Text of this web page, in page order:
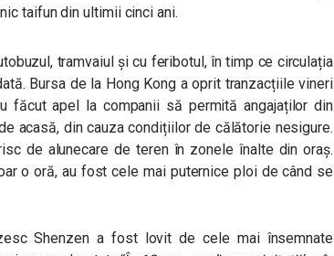
taifun din ultimii cinci ani.
tramvaiul și cu feribotul, în timp ce circulația
Bursa de la Hong Kong a oprit tranzacțiile vineri
făcut apel la companii să permită angajaților din
acasă, din cauza condițiilor de călătorie nesigure.
de alunecare de teren în zonele înalte din oraș.
o oră, au fost cele mai puternice ploi de când se
Shenzen a fost lovit de cele mai însemnate